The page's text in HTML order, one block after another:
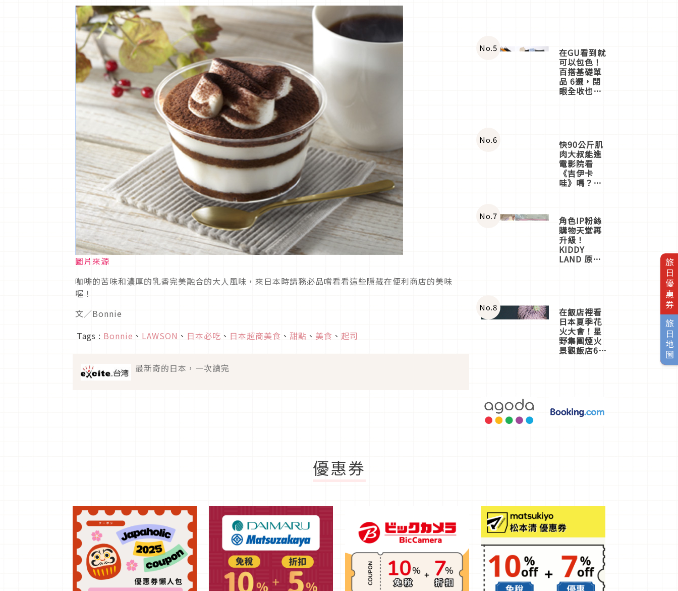
旅日優惠券
旅日地圖
圖片來源
咖啡的苦味和濃厚的乳香完美融合的大人風味，來日本時請務必品嚐看看這些隱藏在便利商店的美味
喔！
文／Bonnie
Tags : Bonnie 、 LAWSON 、 日本必吃 、 日本超商美食 、 甜點 、 美食 、 起司
最新奇的日本，一次讀完
No.5 在GU看到就
可以包色！
百搭基礎單
品 6選，閉
眼全收也不
No.6 快90公斤肌
肉大叔能進
電影院看
《吉伊卡
哇》嗎？日
nagano老師
一同給出了
答案
角色IP粉絲
購物天堂再
升級！
KIDDY
OMOKADO
店3分即達
No.8 在飯店裡看
日本夏季花
火大會！星
野集團煙火
優惠券